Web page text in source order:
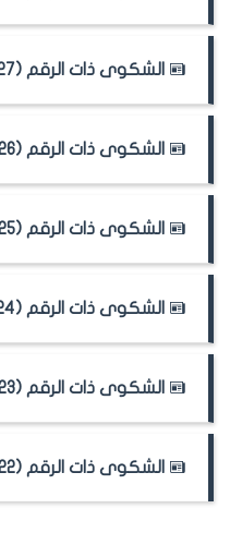
الشكوى ذات الرقم (327)
الشكوى ذات الرقم (326)
الشكوى ذات الرقم (325)
الشكوى ذات الرقم (324)
الشكوى ذات الرقم (323)
الشكوى ذات الرقم (322)